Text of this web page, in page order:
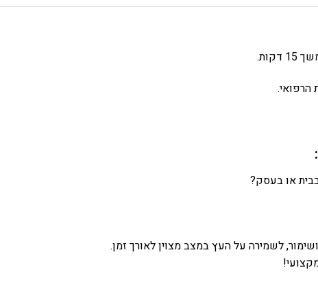
הרפואי.
או בעסק?
לשמירה על העץ במצב מצוין לאורך זמן.